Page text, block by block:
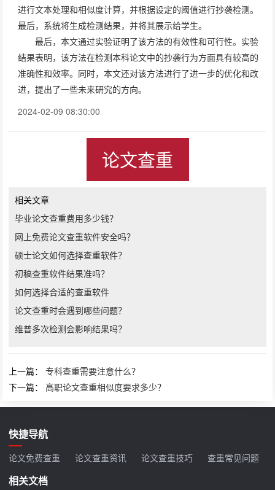
进行文本处理和相似度计算，并根据设定的阈值进行抄袭检测。
最后，系统将生成检测结果，并将其展示给学生。
最后，本文通过实验证明了该方法的有效性和可行性。实验
结果表明，该方法在检测本科论文中的抄袭行为方面具有较高的
准确性和效率。同时，本文还对该方法进行了进一步的优化和改
进，提出了一些未来研究的方向。
2024-02-09 08:30:00
论文查重
相关文章
毕业论文查重费用多少钱？
网上免费论文查重软件安全吗？
硕士论文如何选择查重软件？
初稿查重软件结果准吗？
如何选择合适的查重软件
论文查重时会遇到哪些问题？
维普多次检测会影响结果吗？
上一篇：专科查重需要注意什么？
下一篇：高职论文查重相似度要求多少？
快捷导航
论文免费查重 论文查重资讯 论文查重技巧 查重常见问题
相关文档